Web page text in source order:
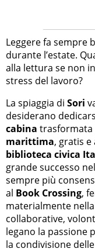
Leggere fa sempre
durante l’estate.
alla lettura se non
stress del lavoro?
La spiaggia di Sori
desiderano
cabina trasformata
marittima, gratis
biblioteca civica
grande successo
sempre più
al Book Crossing,
materialmente
collaborative,
legano la passione
la condivisione